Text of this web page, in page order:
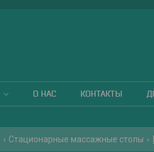
О НАС КОНТАКТЫ
Стационарные массажные столы